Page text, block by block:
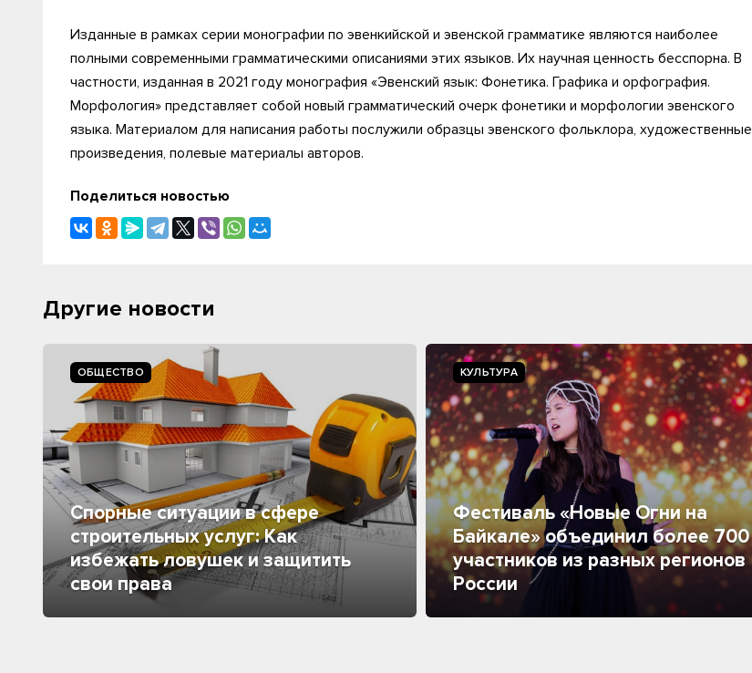
Изданные в рамках серии монографии по эвенкийской и эвенской грамматике являются наиболее
полными современными грамматическими описаниями этих языков. Их научная ценность бесспорна. В
частности, изданная в 2021 году монография «Эвенский язык: Фонетика. Графика и орфография.
Морфология» представляет собой новый грамматический очерк фонетики и морфологии эвенского
языка. Материалом для написания работы послужили образцы эвенского фольклора, художественные
произведения, полевые материалы авторов.
Поделиться новостью
Другие новости
ОБЩЕСТВО
Спорные ситуации в сфере
строительных услуг: Как
избежать ловушек и защитить
свои права
КУЛЬТУРА
Фестиваль «Новые Огни на
Байкале» объединил более 700
участников из разных регионов
России